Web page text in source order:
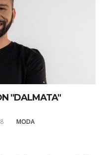
"DALMATA"
MODA